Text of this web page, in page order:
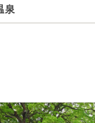
泉